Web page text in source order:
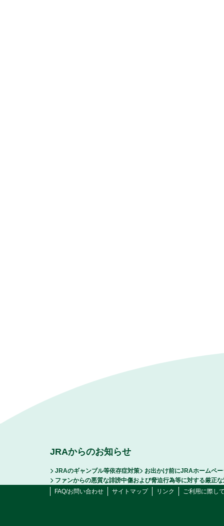
JRAからのお知らせ
JRAのギャンブル等依存症対策
お出かけ前にJRAホームペ
ファンからの悪質な誹謗中傷および脅迫行為等に対する厳正
FAQ/お問い合わせ
サイトマップ リンク ご利用に際し